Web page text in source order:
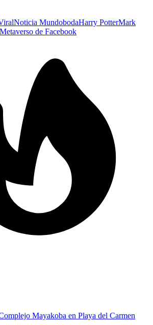
Noticia MundobodaHarry PotterMark
Metaverso de Facebook
Mayakoba en Playa del Carmen